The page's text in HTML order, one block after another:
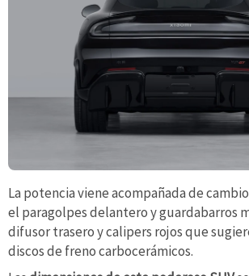
La potencia viene acompañada de
el paragolpes delantero y guardabarros
difusor trasero y calipers rojos que
discos de freno carbocerámicos.